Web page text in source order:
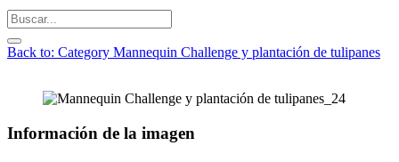
Back to: Category Mannequin Challenge y plantación de tulipanes
Información de la imagen